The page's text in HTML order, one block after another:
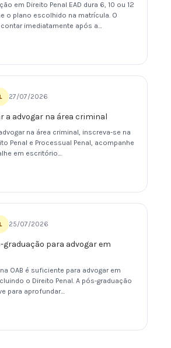
em Direito Penal EAD dura 6, 10 ou 12
o plano escolhido na matrícula. O
imediatamente após a…
27/07/2026
a advogar na área criminal
na área criminal, inscreva-se na
Penal e Processual Penal, acompanhe
em escritório…
25/07/2026
graduação para advogar em
OAB é suficiente para advogar em
o Direito Penal. A pós-graduação
para aprofundar…